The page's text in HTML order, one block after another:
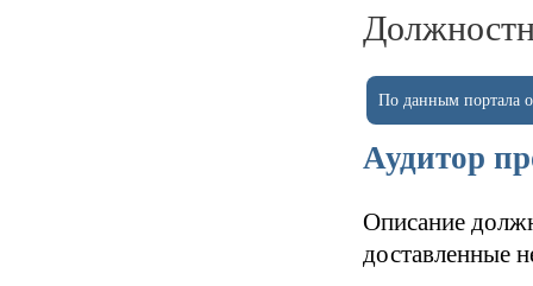
По данным портала
Аудитор
Описание
доставленные